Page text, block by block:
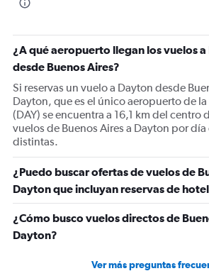
¿A qué aeropuerto llegan los vuelos
desde Buenos Aires?
Si reservas un vuelo a Dayton desde
Dayton, que es el único aeropuerto de
(DAY) se encuentra a 16,1 km del centro
vuelos de Buenos Aires a Dayton por
distintas.
¿Puedo buscar ofertas de vuelos de
Dayton que incluyan reservas de
¿Cómo busco vuelos directos de
Dayton?
Ver más preguntas